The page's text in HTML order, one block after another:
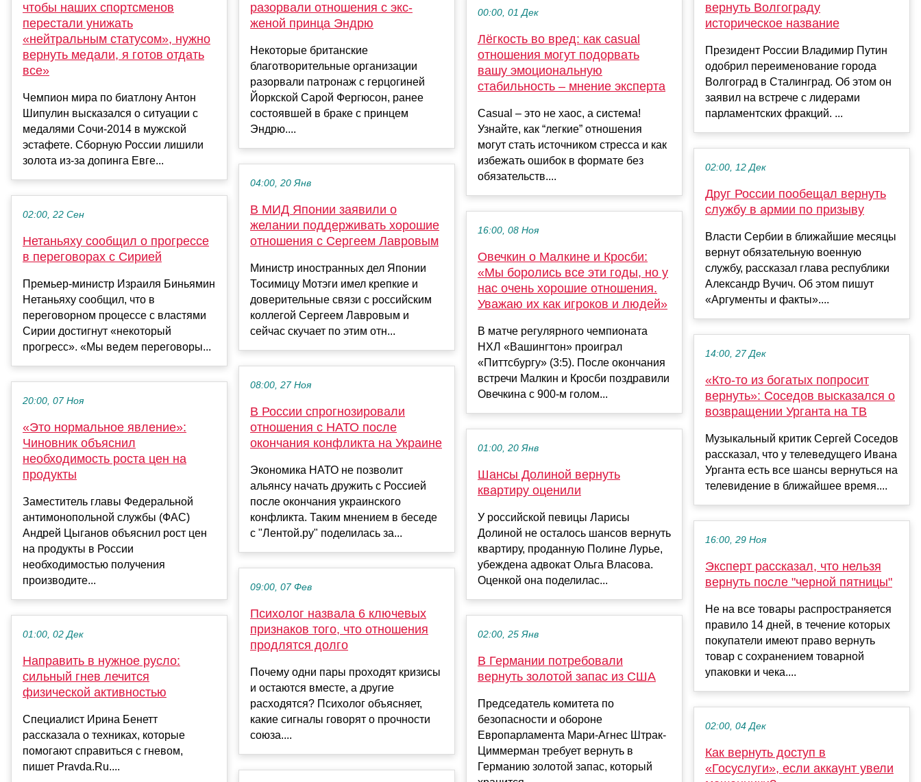
чтобы наших спортсменов
перестали унижать
«нейтральным статусом», нужно
вернуть медали, я готов отдать
все»
Чемпион мира по биатлону Антон
Шипулин высказался о ситуации с
медалями Сочи-2014 в мужской
эстафете. Сборную России лишили
золота из-за допинга Евге...
02:00, 22 Сен
Нетаньяху сообщил о прогрессе
в переговорах с Сирией
Премьер-министр Израиля Биньямин
Нетаньяху сообщил, что в
переговорном процессе с властями
Сирии достигнут «некоторый
прогресс». «Мы ведем переговоры...
20:00, 07 Ноя
«Это нормальное явление»:
Чиновник объяснил
необходимость роста цен на
продукты
Заместитель главы Федеральной
антимонопольной службы (ФАС)
Андрей Цыганов объяснил рост цен
на продукты в России
необходимостью получения
производите...
01:00, 02 Дек
Направить в нужное русло:
сильный гнев лечится
физической активностью
Специалист Ирина Бенетт
рассказала о техниках, которые
помогают справиться с гневом,
пишет Pravda.Ru....
разорвали отношения с экс-
женой принца Эндрю
Некоторые британские
благотворительные организации
разорвали патронаж с герцогиней
Йоркской Сарой Фергюсон, ранее
состоявшей в браке с принцем
Эндрю....
04:00, 20 Янв
В МИД Японии заявили о
желании поддерживать хорошие
отношения с Сергеем Лавровым
Министр иностранных дел Японии
Тосимицу Мотэги имел крепкие и
доверительные связи с российским
коллегой Сергеем Лавровым и
сейчас скучает по этим отн...
08:00, 27 Ноя
В России спрогнозировали
отношения с НАТО после
окончания конфликта на Украине
Экономика НАТО не позволит
альянсу начать дружить с Россией
после окончания украинского
конфликта. Таким мнением в беседе
с "Лентой.ру" поделилась за...
09:00, 07 Фев
Психолог назвала 6 ключевых
признаков того, что отношения
продлятся долго
Почему одни пары проходят кризисы
и остаются вместе, а другие
расходятся? Психолог объясняет,
какие сигналы говорят о прочности
союза....
00:00, 01 Дек
Лёгкость во вред: как casual
отношения могут подорвать
вашу эмоциональную
стабильность – мнение эксперта
Casual – это не хаос, а система!
Узнайте, как “легкие” отношения
могут стать источником стресса и как
избежать ошибок в формате без
обязательств....
16:00, 08 Ноя
Овечкин о Малкине и Кросби:
«Мы боролись все эти годы, но у
нас очень хорошие отношения.
Уважаю их как игроков и людей»
В матче регулярного чемпионата
НХЛ «Вашингтон» проиграл
«Питтсбургу» (3:5). После окончания
встречи Малкин и Кросби поздравили
Овечкина с 900-м голом...
01:00, 20 Янв
Шансы Долиной вернуть
квартиру оценили
У российской певицы Ларисы
Долиной не осталось шансов вернуть
квартиру, проданную Полине Лурье,
убеждена адвокат Ольга Власова.
Оценкой она поделилас...
02:00, 25 Янв
В Германии потребовали
вернуть золотой запас из США
Председатель комитета по
безопасности и обороне
Европарламента Мари-Агнес Штрак-
Циммерман требует вернуть в
Германию золотой запас, который
вернуть Волгограду
историческое название
Президент России Владимир Путин
одобрил переименование города
Волгоград в Сталинград. Об этом он
заявил на встрече с лидерами
парламентских фракций. ...
02:00, 12 Дек
Друг России пообещал вернуть
службу в армии по призыву
Власти Сербии в ближайшие месяцы
вернут обязательную военную
службу, рассказал глава республики
Александр Вучич. Об этом пишут
«Аргументы и факты»....
14:00, 27 Дек
«Кто-то из богатых попросит
вернуть»: Соседов высказался о
возвращении Урганта на ТВ
Музыкальный критик Сергей Соседов
рассказал, что у телеведущего Ивана
Урганта есть все шансы вернуться на
телевидение в ближайшее время....
16:00, 29 Ноя
Эксперт рассказал, что нельзя
вернуть после "черной пятницы"
Не на все товары распространяется
правило 14 дней, в течение которых
покупатели имеют право вернуть
товар с сохранением товарной
упаковки и чека....
02:00, 04 Дек
Как вернуть доступ в
«Госуслуги», если аккаунт увели